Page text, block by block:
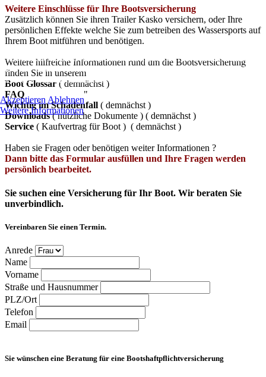
Weitere Einschlüsse für Ihre Bootsversicherung
Zusätzlich können Sie ihren Trailer Kasko versichern, oder Ihre
persönlichen Effekte welche Sie zum betreiben des Wassersports auf
Ihrem Boot mitführen und benötigen.
Weitere hilfreiche Informationen rund um die Bootsversicherung
finden Sie in unserem
Boot Glossar ( demnächst )
FAQ
"
Wichtig im Schadenfall ( demnächst )
Downloads( nützliche Dokumente ) ( demnächst )
Service ( Kaufvertrag für Boot ) ( demnächst )
Haben sie Fragen oder benötigen weiter Informationen ?
Dann bitte das Formular ausfüllen und Ihre Fragen werden
persönlich bearbeitet.
Sie suchen eine Versicherung für Ihr Boot. Wir beraten Sie
unverbindlich.
Vereinbaren Sie einen Termin.
Anrede
Name
Vorname
Straße und Hausnummer
PLZ/Ort
Telefon
Email
Sie wünschen eine Beratung für eine Bootshaftpflichtversicherung
Wir nutzen Cookies auf unserer Website. Wir verwenden keine
Cookies. Sie können selbst entscheiden, ob Sie die Cookies zulassen
möchten. Bitte beachten Sie, dass bei einer Ablehnung womöglich
mehr alle Funktionalitäten der Seite zur Verfügung stehen.
Akzeptieren Ablehnen
Weitere Informationen